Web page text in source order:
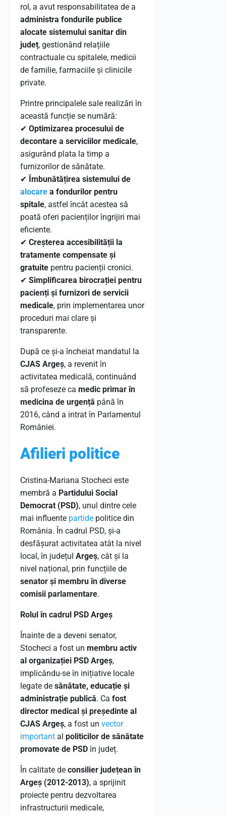
rol, a avut responsabilitatea de a
administra fondurile publice
alocate sistemului sanitar din
județ, gestionând relațiile
contractuale cu spitalele, medicii
de familie, farmaciile și clinicile
private.
Printre principalele sale realizări în
această funcție se numără:
✔ Optimizarea procesului de
decontare a serviciilor medicale,
asigurând plata la timp a
furnizorilor de sănătate.
✔ Îmbunătățirea sistemului de
alocare a fondurilor pentru
spitale, astfel încât acestea să
poată oferi pacienților îngrijiri mai
eficiente.
✔ Creșterea accesibilității la
tratamente compensate și
gratuite pentru pacienții cronici.
✔ Simplificarea birocrației pentru
pacienți și furnizori de servicii
medicale, prin implementarea unor
proceduri mai clare și
transparente.
După ce și-a încheiat mandatul la
CJAS Argeș, a revenit în
activitatea medicală, continuând
să profeseze ca medic primar în
medicina de urgență până în
2016, când a intrat în Parlamentul
României.
Afilieri politice
Cristina-Mariana Stocheci este
membră a Partidului Social
Democrat (PSD), unul dintre cele
mai influente partide politice din
România. În cadrul PSD, și-a
desfășurat activitatea atât la nivel
local, în județul Argeș, cât și la
nivel național, prin funcțiile de
senator și membru în diverse
comisii parlamentare.
Rolul în cadrul PSD Argeș
Înainte de a deveni senator,
Stocheci a fost un membru activ
al organizației PSD Argeș,
implicându-se în inițiative locale
legate de sănătate, educație și
administrație publică. Ca fost
director medical și președinte al
CJAS Argeș, a fost un vector
important al politicilor de sănătate
promovate de PSDîn județ.
În calitate de consilier județean în
Argeș (2012-2013), a sprijinit
proiecte pentru dezvoltarea
infrastructurii medicale,